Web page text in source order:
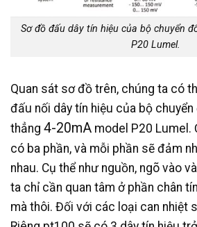
Sơ đồ đấu dây tín hiệu của bộ chuyển
P20 Lumel.
Quan sát sơ đồ trên, chúng ta có
đấu nối dây tín hiệu của bộ
thẳng 4-20mA model P20 Lumel.
có ba phần, và mỗi phần sẽ đảm
nhau. Cụ thể như nguồn, ngõ vào
ta chỉ cần quan tâm ở phần chân
mà thôi. Đối với các loại can nhiệt